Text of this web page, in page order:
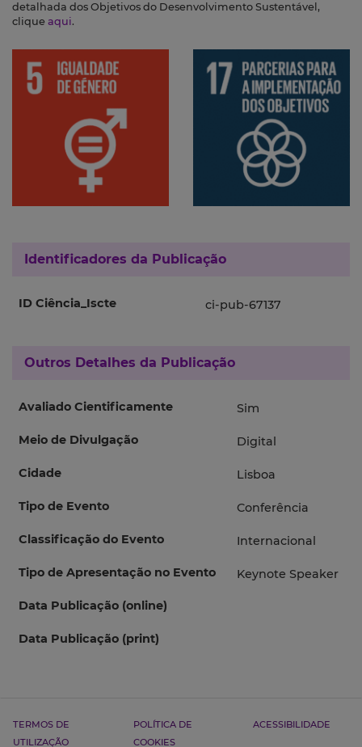
detalhada dos Objetivos do Desenvolvimento Sustentável,
clique aqui.
Identificadores da Publicação
ID Ciência_Iscte ci-pub-67137
Outros Detalhes da Publicação
Avaliado Cientificamente Sim
Meio de Divulgação Digital
Cidade Lisboa
Tipo de Evento Conferência
Classificação do Evento Internacional
Tipo de Apresentação no Evento Keynote Speaker
Data Publicação (online)
Data Publicação (print)
TERMOS DE
UTILIZAÇÃO
POLÍTICA DE
COOKIES
ACESSIBILIDADE